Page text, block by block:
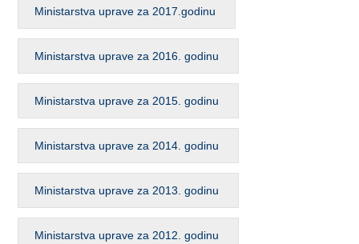
Ministarstva uprave za 2017.godinu
Ministarstva uprave za 2016. godinu
Ministarstva uprave za 2015. godinu
Ministarstva uprave za 2014. godinu
Ministarstva uprave za 2013. godinu
Ministarstva uprave za 2012. godinu